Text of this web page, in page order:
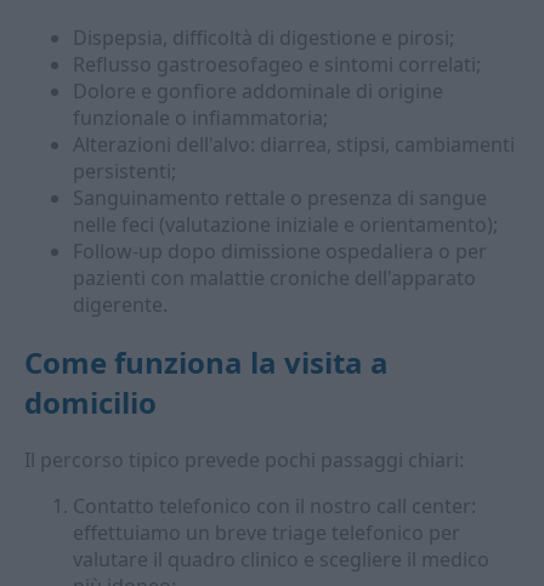
Dispepsia, difficoltà di digestione e pirosi;
Reflusso gastroesofageo e sintomi correlati;
Dolore e gonfiore addominale di origine
funzionale o infiammatoria;
Alterazioni dell'alvo: diarrea, stipsi, cambiamenti
persistenti;
Sanguinamento rettale o presenza di sangue
nelle feci (valutazione iniziale e orientamento);
Follow-up dopo dimissione ospedaliera o per
pazienti con malattie croniche dell'apparato
digerente.
Come funziona la visita a
domicilio
Il percorso tipico prevede pochi passaggi chiari:
Contatto telefonico con il nostro call center:
effettuiamo un breve triage telefonico per
valutare il quadro clinico e scegliere il medico